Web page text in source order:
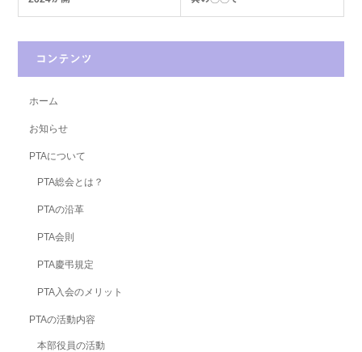
コンテンツ
ホーム
お知らせ
PTAについて
PTA総会とは？
PTAの沿革
PTA会則
PTA慶弔規定
PTA入会のメリット
PTAの活動内容
本部役員の活動